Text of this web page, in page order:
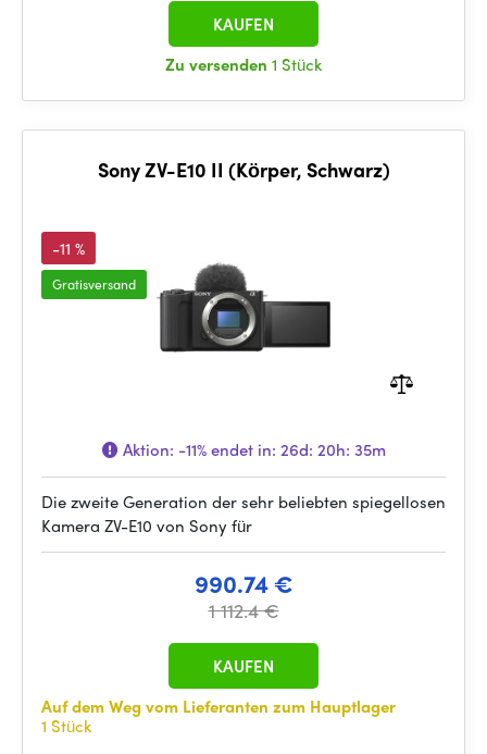
Zu versenden 1 Stück
KAUFEN
Sony ZV-E10 II (Körper, Schwarz)
-11 %
Gratisversand
Aktion: -11%endet in: 26d: 20h: 35m
Die zweite Generation der sehr beliebten spiegellosen
Kamera ZV-E10 von Sony für
990.74 €
1 112.4 €
Auf dem Weg vom Lieferanten zum Hauptlager
1 Stück
KAUFEN